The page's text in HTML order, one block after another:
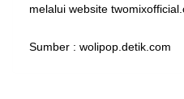
melalui website
Sumber : wolipop.detik.com